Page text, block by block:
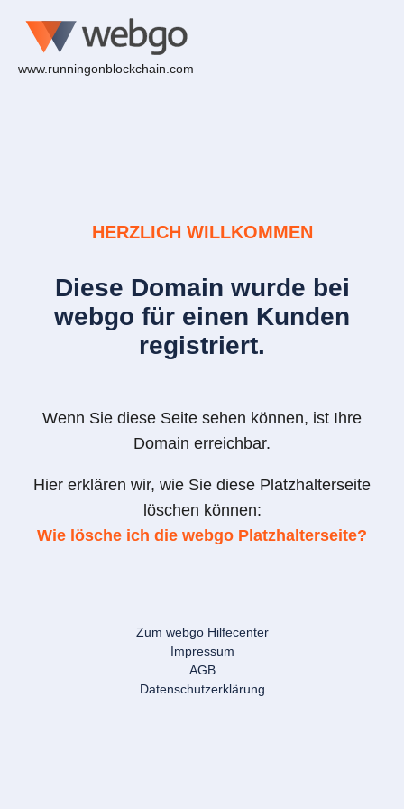
www.runningonblockchain.com
HERZLICH WILLKOMMEN
Diese Domain wurde bei
webgo für einen Kunden
registriert.
Wenn Sie diese Seite sehen können, ist Ihre
Domain erreichbar.
Hier erklären wir, wie Sie diese Platzhalterseite
löschen können:
Wie lösche ich die webgo Platzhalterseite?
Zum webgo Hilfecenter
Impressum
AGB
Datenschutzerklärung